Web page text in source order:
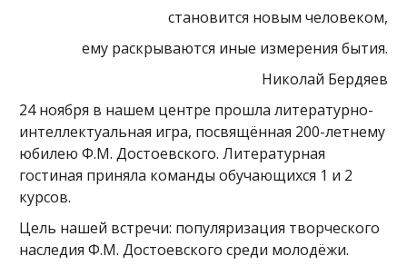
становится новым человеком,
ему раскрываются иные измерения бытия.
Николай Бердяев
24 ноября в нашем центре прошла литературно-
интеллектуальная игра, посвящённая 200-летнему
юбилею Ф.М. Достоевского. Литературная
гостиная приняла команды обучающихся 1 и 2
курсов.
Цель нашей встречи: популяризация творческого
наследия Ф.М. Достоевского среди молодёжи.